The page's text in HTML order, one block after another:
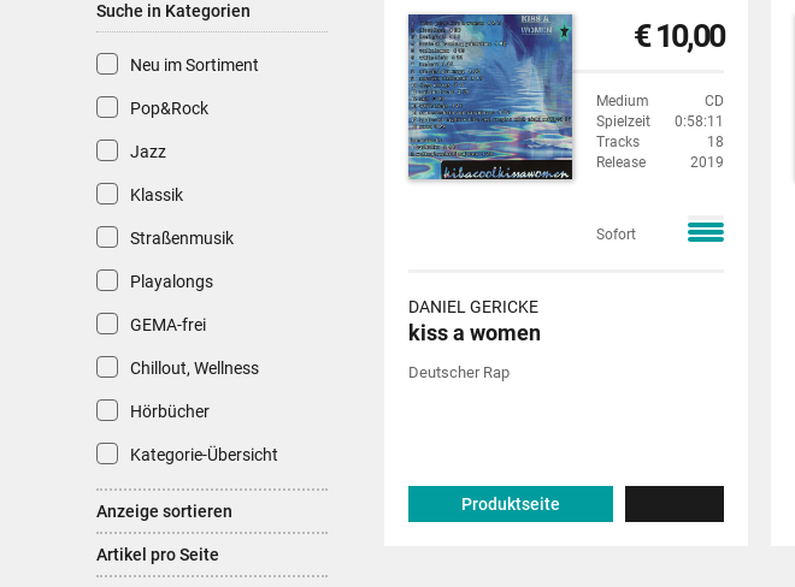
Suche in Kategorien
Neu im Sortiment
Pop&Rock
Jazz
Klassik
Straßenmusik
Playalongs
GEMA-frei
Chillout, Wellness
Hörbücher
Kategorie-Übersicht
Anzeige sortieren
Artikel pro Seite
€ 10,00
Medium
CD
Spielzeit
0:58:11
Tracks
18
Release
2019
Sofort
DANIEL GERICKE
kiss a women
Deutscher Rap
Produktseite